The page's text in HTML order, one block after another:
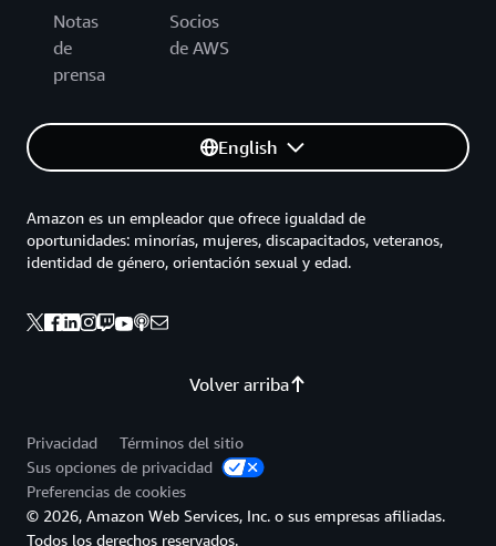
Notas
de
prensa
Socios
de AWS
English
Volver arriba
Amazon es un empleador que ofrece igualdad de
oportunidades: minorías, mujeres, discapacitados, veteranos,
identidad de género, orientación sexual y edad.
Privacidad
Términos del sitio
Sus opciones de privacidad
Preferencias de cookies
© 2026, Amazon Web Services, Inc. o sus empresas afiliadas.
Todos los derechos reservados.